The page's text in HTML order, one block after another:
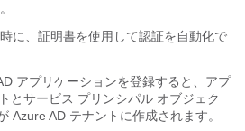
に、証明書を使用して認証を自動化で
アプリケーションを登録すると、アプ
とサービス プリンシパル オブジェク
Azure AD テナントに作成されます。